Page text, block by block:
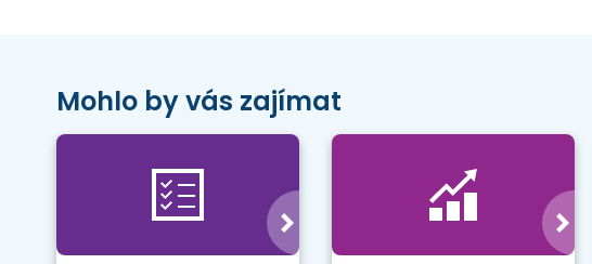
Mohlo by vás zajímat